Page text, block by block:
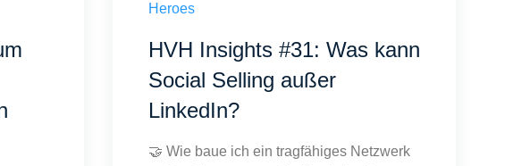
Heroes
HVH Insights #31: Was kann
Social Selling außer
LinkedIn?
🤝 Wie baue ich ein tragfähiges Netzwerk